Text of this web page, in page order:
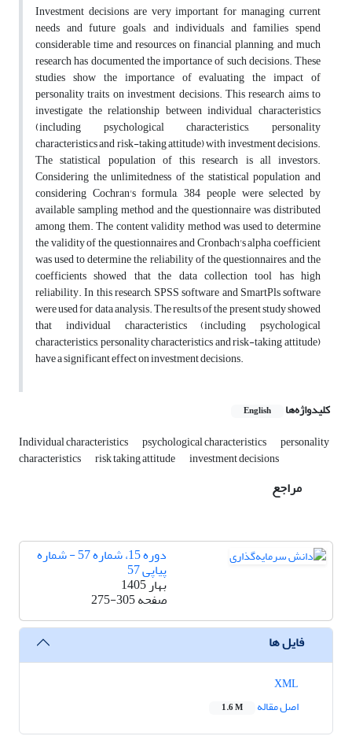
Investment decisions are very important for managing current
needs and future goals, and individuals and families spend
considerable time and resources on financial planning, and much
research has documented the importance of such decisions. These
studies show the importance of evaluating the impact of
personality traits on investment decisions. This research aims to
investigate the relationship between individual characteristics
(including psychological characteristics, personality
characteristics and risk-taking attitude) with investment decisions.
The statistical population of this research is all investors.
Considering the unlimitedness of the statistical population and
considering Cochran's formula, 384 people were selected by
available sampling method and the questionnaire was distributed
among them. The content validity method was used to determine
the validity of the questionnaires, and Cronbach's alpha coefficient
was used to determine the reliability of the questionnaires, and the
coefficients showed that the data collection tool has high
reliability. In this research, SPSS software and SmartPls software
were used for data analysis. The results of the present study showed
that individual characteristics (including psychological
characteristics, personality characteristics and risk-taking attitude)
have a significant effect on investment decisions.
کلیدواژه‌ها English
Individual characteristics psychological characteristics personality
characteristics risk taking attitude investment decisions
مراجع
دوره 15، شماره 57 - شماره
پیاپی 57
بهار 1405
صفحه275-305
فایل ها
اصل مقاله
1.6 M